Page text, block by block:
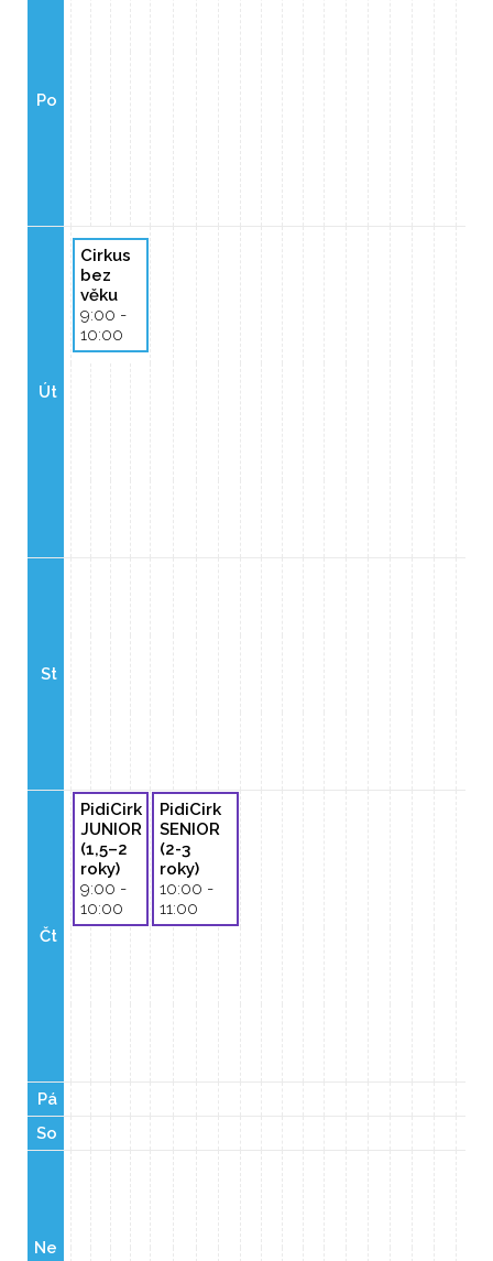
Po
Út
Cirkus
bez
věku
9:00 -
10:00
St
Čt
PidiCirk
JUNIOR
(1,5–2
roky)
9:00 -
10:00
PidiCirk
SENIOR
(2-3
roky)
10:00 -
11:00
Pá
So
Ne